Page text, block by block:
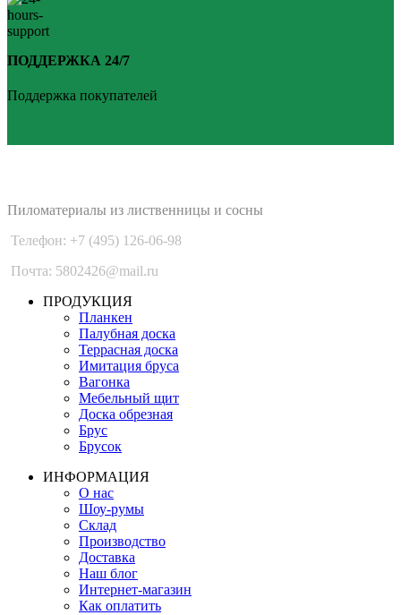
ПОДДЕРЖКА 24/7
Поддержка покупателей
Пиломатериалы из лиственницы и сосны
Телефон: +7 (495) 126-06-98
Почта: 5802426@mail.ru
ПРОДУКЦИЯ
Планкен
Палубная доска
Террасная доска
Имитация бруса
Вагонка
Мебельный щит
Доска обрезная
Брус
Брусок
ИНФОРМАЦИЯ
О нас
Шоу-румы
Склад
Производство
Доставка
Наш блог
Интернет-магазин
Как оплатить